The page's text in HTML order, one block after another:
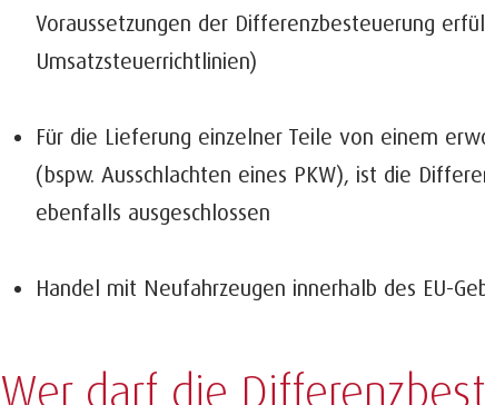
Voraussetzungen der Differenzbesteuerung
Umsatzsteuerrichtlinien)
Für die Lieferung einzelner Teile von einem
(bspw. Ausschlachten eines PKW), ist die
ebenfalls ausgeschlossen
Handel mit Neufahrzeugen innerhalb des EU-
Wer darf die